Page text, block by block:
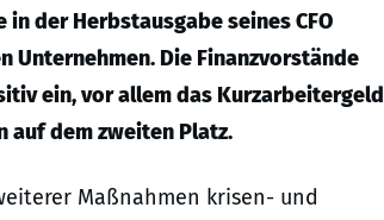
der Herbstausgabe seines CFO
Unternehmen. Die Finanzvorstände
ein, vor allem das Kurzarbeitergeld
auf dem zweiten Platz.
Maßnahmen krisen- und